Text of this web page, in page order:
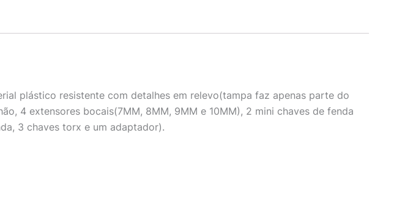
plástico resistente com detalhes em relevo(tampa faz apenas parte do
4 extensores bocais(7MM, 8MM, 9MM e 10MM), 2 mini chaves de fenda
3 chaves torx e um adaptador).